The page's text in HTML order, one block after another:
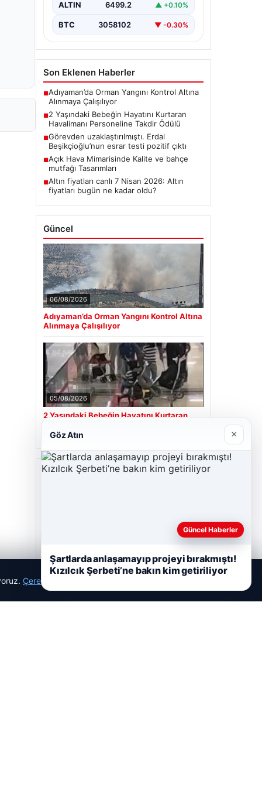
"Türkiye'nin önemli
ALTIN 6499.2 ▲ +0.10%
BTC 3058102 ▼ -0.30%
Son Eklenen Haberler
■Adıyaman’da Orman Yangını Kontrol Altına
Alınmaya Çalışılıyor
■2 Yaşındaki Bebeğin Hayatını Kurtaran
Havalimanı Personeline Takdir Ödülü
■Görevden uzaklaştırılmıştı. Erdal
Beşikçioğlu’nun esrar testi pozitif çıktı
■Açık Hava Mimarisinde Kalite ve bahçe
mutfağı Tasarımları
■Altın fiyatları canlı 7 Nisan 2026: Altın
fiyatları bugün ne kadar oldu?
Güncel
06/08/2026
Adıyaman’da Orman Yangını Kontrol Altına
Alınmaya Çalışılıyor
05/08/2026
2 Yaşındaki Bebeğin Hayatını Kurtaran
Son Eklenen Firmalar
Çerez Politikamız
Göz Atın ×
Güncel Haberler
Şartlarda anlaşamayıp projeyi bırakmıştı!
Kızılcık Şerbeti’ne bakın kim getiriliyor